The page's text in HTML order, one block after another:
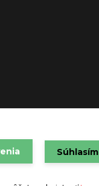
SLOVAKIA s.r.o. 2021
Súhlasím